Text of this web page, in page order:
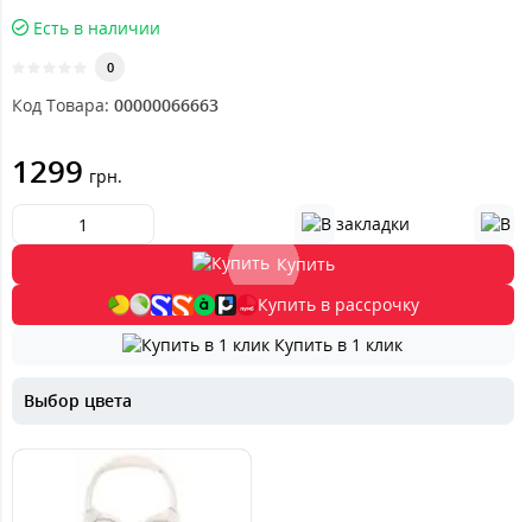
Есть в наличии
0
Код Товара: 00000066663
1299 грн.
Купить
Купить в рассрочку
Купить в 1 клик
Выбор цвета